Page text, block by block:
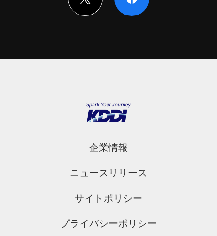
企業情報
ニュースリリース
サイトポリシー
プライバシーポリシー